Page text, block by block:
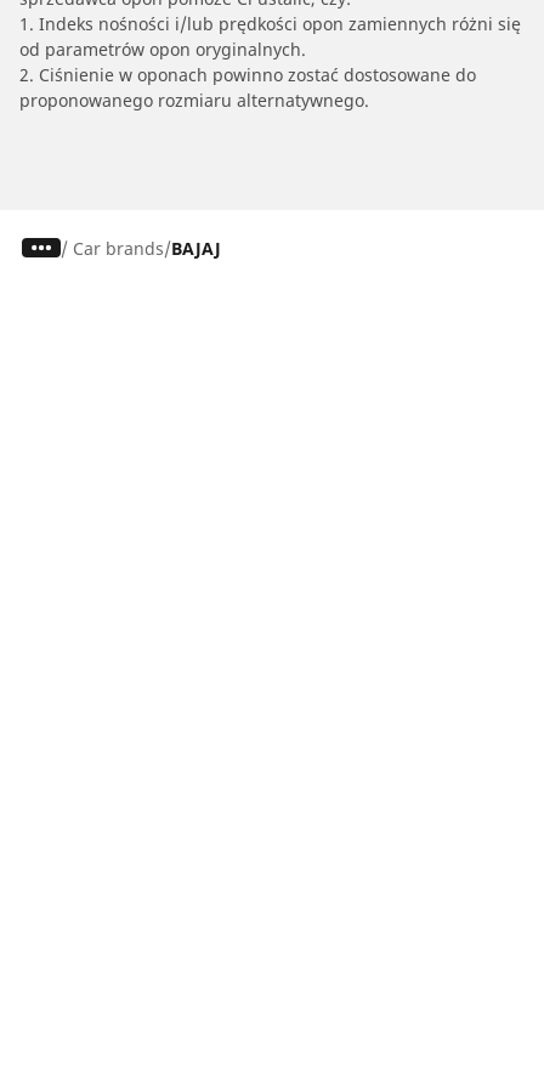
1. Indeks nośności i/lub prędkości opon zamiennych różni się
od parametrów opon oryginalnych.
2. Ciśnienie w oponach powinno zostać dostosowane do
proponowanego rozmiaru alternatywnego.
/ Car brands BAJAJ